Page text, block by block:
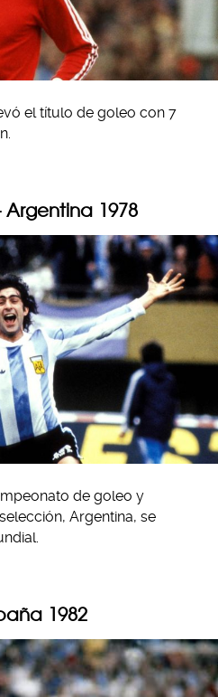
el título de goleo con 7
Argentina 1978
de goleo y
Argentina, se
1982